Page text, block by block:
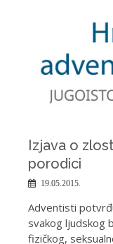
Izjava o
porodici
19.05.2015.
Adventisti
svakog ljudskog
fizičkog,